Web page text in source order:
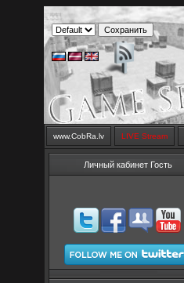
www.CobRa.lv LIVE Stream
Личный кабинет Гость